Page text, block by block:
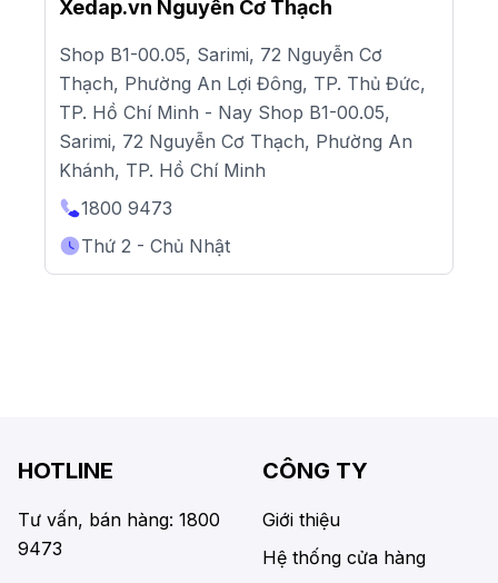
Xedap.vn Nguyễn Cơ Thạch
Shop B1-00.05, Sarimi, 72 Nguyễn Cơ
Thạch, Phường An Lợi Đông, TP. Thủ Đức,
TP. Hồ Chí Minh - Nay Shop B1-00.05,
Sarimi, 72 Nguyễn Cơ Thạch, Phường An
Khánh, TP. Hồ Chí Minh
1800 9473
Thứ 2 - Chủ Nhật
HOTLINE
Tư vấn, bán hàng: 1800
9473
CÔNG TY
Giới thiệu
Hệ thống cửa hàng